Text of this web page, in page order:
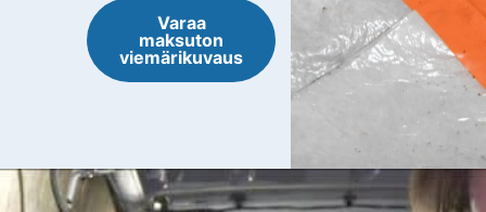
Varaa
maksuton
viemärikuvaus